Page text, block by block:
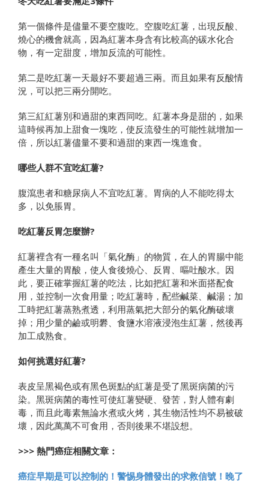
第一個條件是儘量不要空腹吃。空腹吃紅薯，出現反酸、
燒心的機會就高，因為紅薯本身含有比較高的碳水化合
物，有一定甜度，增加反流的可能性。
第二是吃紅薯一天最好不要超過三兩。而且如果有反酸情
況，可以把三兩分開吃。
第三紅紅薯別和過甜的東西同吃。紅薯本身是甜的，如果
這時候再加上甜食一塊吃，使反流發生的可能性就增加一
倍，所以紅薯儘量不要和過甜的東西一塊進食。
哪些人群不宜吃紅薯?
腹瀉患者和糖尿病人不宜吃紅薯。胃病的人不能吃得太
多，以免脹胃。
吃紅薯反胃怎麼辦?
紅薯裡含有一種名叫「氣化酶」的物質，在人的胃腸中能
產生大量的胃酸，使人食後燒心、反胃、嘔吐酸水。因
此，要正確掌握紅薯的吃法，比如把紅薯和米面搭配食
用，並控制一次食用量；吃紅薯時，配些鹹菜、鹹湯；加
工時把紅薯蒸熟煮透，利用蒸氣把大部分的氣化酶破壞
掉；用少量的鹼或明礬、食鹽水溶液浸泡生紅薯，然後再
加工成熟食。
如何挑選好紅薯?
表皮呈黑褐色或有黑色斑點的紅薯是受了黑斑病菌的污
染。黑斑病菌的毒性可使紅薯變硬、發苦，對人體有劇
毒，而且此毒素無論水煮或火烤，其生物活性均不易被破
壞，因此萬萬不可食用，否則後果不堪設想。
>>> 熱門癌症相關文章：
癌症早期是可以控制的！警惕身體發出的求救信號！晚了